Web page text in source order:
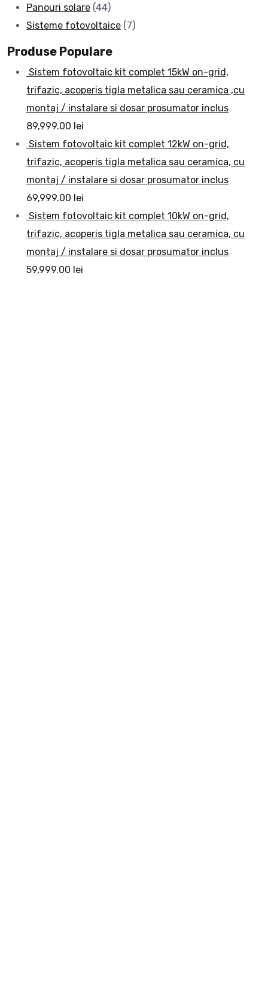
Panouri solare (44)
Sisteme fotovoltaice (7)
Produse Populare
Sistem fotovoltaic kit complet 15kW on-grid,
trifazic, acoperis tigla metalica sau ceramica ,cu
montaj / instalare si dosar prosumator inclus
89,999.00 lei
Sistem fotovoltaic kit complet 12kW on-grid,
trifazic, acoperis tigla metalica sau ceramica, cu
montaj / instalare si dosar prosumator inclus
69,999.00 lei
Sistem fotovoltaic kit complet 10kW on-grid,
trifazic, acoperis tigla metalica sau ceramica, cu
montaj / instalare si dosar prosumator inclus
59,999.00 lei